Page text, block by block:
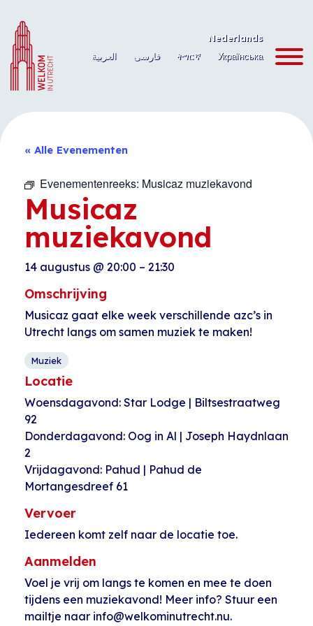
naar
de
inhoud
Nederlands
العربية
فارسی ትግርኛ Українська
« Alle Evenementen
Evenementenreeks: Musicaz muziekavond
Musicaz
muziekavond
14 augustus @ 20:00 – 21:30
Omschrijving
Musicaz gaat elke week verschillende azc’s in
Utrecht langs om samen muziek te maken!
Muziek
Locatie
Woensdagavond: Star Lodge | Biltsestraatweg
92
Donderdagavond: Oog in Al | Joseph Haydnlaan
2
Vrijdagavond: Pahud | Pahud de
Mortangesdreef 61
Vervoer
Iedereen komt zelf naar de locatie toe.
Aanmelden
Voel je vrij om langs te komen en mee te doen
tijdens een muziekavond! Meer info? Stuur een
mailtje naar info@welkominutrecht.nu.